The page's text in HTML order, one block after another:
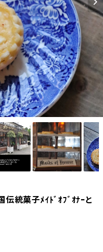
伝統菓子ﾒｲﾄﾞｵﾌﾞｵﾅｰと